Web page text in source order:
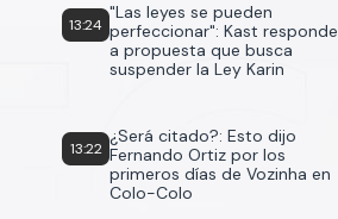
13:24
"Las leyes se pueden
perfeccionar": Kast responde
a propuesta que busca
suspender la Ley Karin
13:22
¿Será citado?: Esto dijo
Fernando Ortiz por los
primeros días de Vozinha en
Colo-Colo